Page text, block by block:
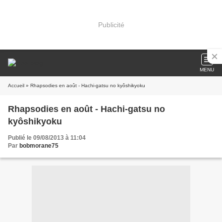
Publicité
MENU
Accueil » Rhapsodies en août - Hachi-gatsu no kyôshikyoku
Rhapsodies en août - Hachi-gatsu no
kyôshikyoku
Publié le 09/08/2013 à 11:04
Par bobmorane75